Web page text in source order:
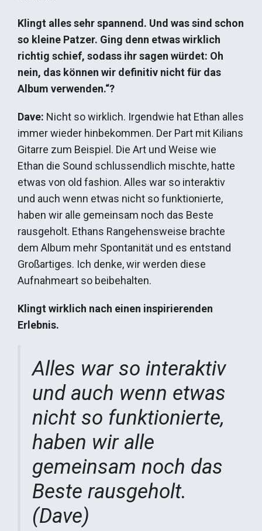
Klingt alles sehr spannend. Und was sind schon
so kleine Patzer. Ging denn etwas wirklich
richtig schief, sodass ihr sagen würdet: Oh
nein, das können wir definitiv nicht für das
Album verwenden.“?
Dave: Nicht so wirklich. Irgendwie hat Ethan alles
immer wieder hinbekommen. Der Part mit Kilians
Gitarre zum Beispiel. Die Art und Weise wie
Ethan die Sound schlussendlich mischte, hatte
etwas von old fashion. Alles war so interaktiv
und auch wenn etwas nicht so funktionierte,
haben wir alle gemeinsam noch das Beste
rausgeholt. Ethans Rangehensweise brachte
dem Album mehr Spontanität und es entstand
Großartiges. Ich denke, wir werden diese
Aufnahmeart so beibehalten.
Klingt wirklich nach einen inspirierenden
Erlebnis.
Alles war so interaktiv
und auch wenn etwas
nicht so funktionierte,
haben wir alle
gemeinsam noch das
Beste rausgeholt.
(Dave)